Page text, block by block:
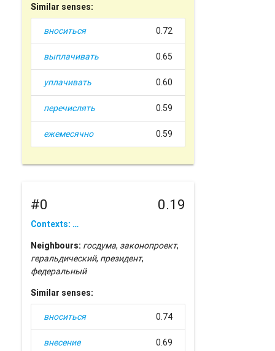
Similar senses:
вноситься 0.72
выплачивать 0.65
уплачивать 0.60
перечислять 0.59
ежемесячно 0.59
#0 0.19
Contexts: …
Neighbours: госдума, законопроект,
геральдический, президент,
федеральный
Similar senses:
вноситься 0.74
внесение 0.69